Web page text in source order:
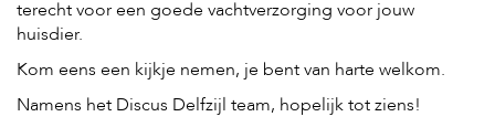
terecht voor een goede vachtverzorging voor jouw
huisdier.
Kom eens een kijkje nemen, je bent van harte welkom.
Namens het Discus Delfzijl team, hopelijk tot ziens!